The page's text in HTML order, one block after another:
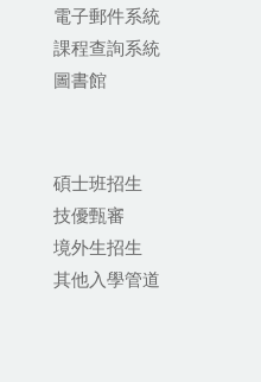
電子郵件系統
課程查詢系統
圖書館
碩士班招生
技優甄審
境外生招生
其他入學管道